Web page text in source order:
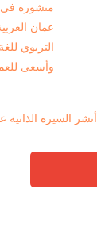
التربوي
وأسعى
أنشر السيرة